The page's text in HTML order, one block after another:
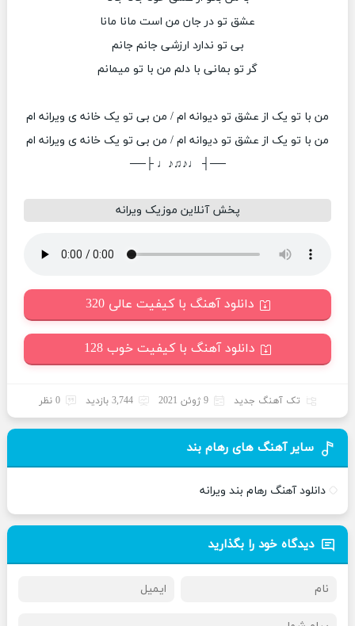
عشق تو در جان من است مانا مانا
بی تو ندارد ارزشی جانم جانم
گر تو بمانی با دلم من با تو میمانم
من با تو یک از عشق تو دیوانه ام / من بی تو یک خانه ی ویرانه ام
من با تو یک از عشق تو دیوانه ام / من بی تو یک خانه ی ویرانه ام
──┤ ♩♪♫♪♩ ├──
پخش آنلاین موزیک ویرانه
دانلود آهنگ با کیفیت عالی 320
دانلود آهنگ با کیفیت خوب 128
تک آهنگ جدید 9 ژوئن 2021 3,744 بازدید 0 نظر
سایر آهنگ های رهام بند
دانلود آهنگ رهام بند ویرانه
دیدگاه خود را بگذارید